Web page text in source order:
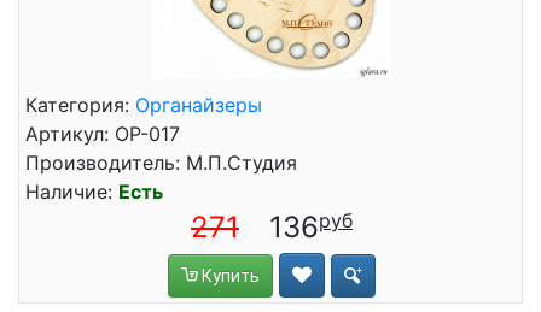
Категория: Органайзеры
Артикул: ОР-017
Производитель: М.П.Студия
Наличие: Есть
271 136
Купить